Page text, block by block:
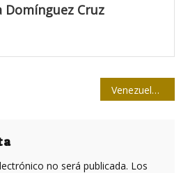
Domínguez Cruz
Venezuela: la comunicación también asume el cargo
no será publicada. Los